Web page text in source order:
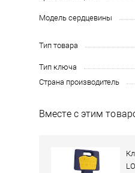
Модель сердцевины
Тип товара
Тип ключа
Страна производитель
Вместе с этим